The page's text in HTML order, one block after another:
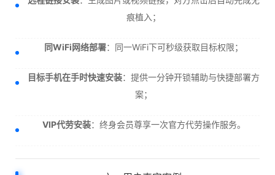
痕植入；
同WiFi网络部署：同一WiFi下可秒级获取目标权限；
目标手机在手时快速安装：提供一分钟开锁辅助与快捷部署方
案；
VIP代劳安装：终身会员尊享一次官方代劳操作服务。